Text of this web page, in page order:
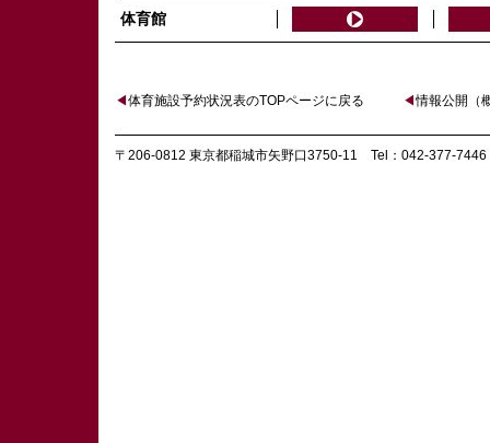
体育館
◀体育施設予約状況表のTOPページに戻る ◀情報公開（
〒206-0812 東京都稲城市矢野口3750-11 Tel：042-377-